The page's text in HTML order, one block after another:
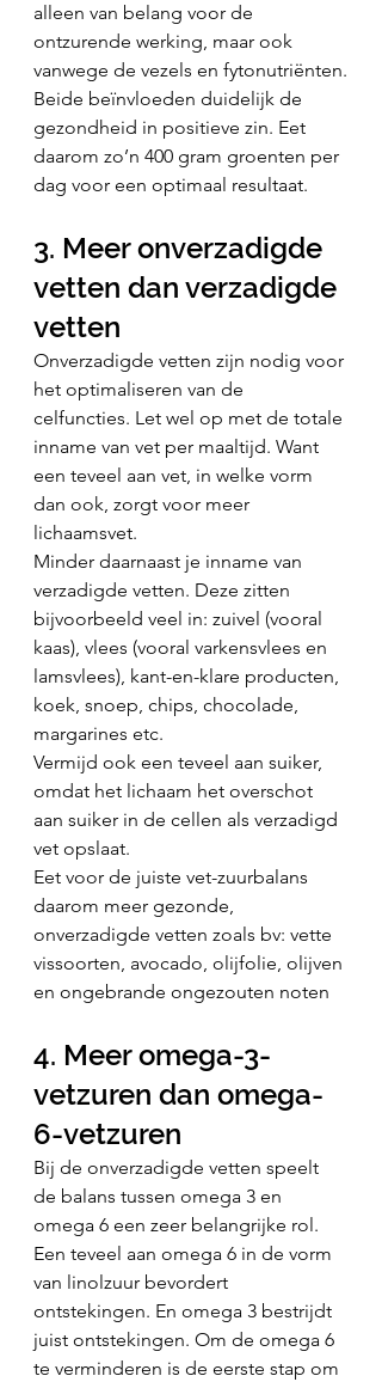
alleen van belang voor de
ontzurende werking, maar ook
vanwege de vezels en fytonutriënten.
Beide beïnvloeden duidelijk de
gezondheid in positieve zin. Eet
daarom zo’n 400 gram groenten per
dag voor een optimaal resultaat.
3. Meer onverzadigde
vetten dan verzadigde
vetten
Onverzadigde vetten zijn nodig voor
het optimaliseren van de
celfuncties. Let wel op met de totale
inname van vet per maaltijd. Want
een teveel aan vet, in welke vorm
dan ook, zorgt voor meer
lichaamsvet.
Minder daarnaast je inname van
verzadigde vetten. Deze zitten
bijvoorbeeld veel in: zuivel (vooral
kaas), vlees (vooral varkensvlees en
lamsvlees), kant-en-klare producten,
koek, snoep, chips, chocolade,
margarines etc.
Vermijd ook een teveel aan suiker,
omdat het lichaam het overschot
aan suiker in de cellen als verzadigd
vet opslaat.
Eet voor de juiste vet-zuurbalans
daarom meer gezonde,
onverzadigde vetten zoals bv: vette
vissoorten, avocado, olijfolie, olijven
en ongebrande ongezouten noten
4. Meer omega-3-
vetzuren dan omega-
6-vetzuren
Bij de onverzadigde vetten speelt
de balans tussen omega 3 en
omega 6 een zeer belangrijke rol.
Een teveel aan omega 6 in de vorm
van linolzuur bevordert
ontstekingen. En omega 3 bestrijdt
juist ontstekingen. Om de omega 6
te verminderen is de eerste stap om